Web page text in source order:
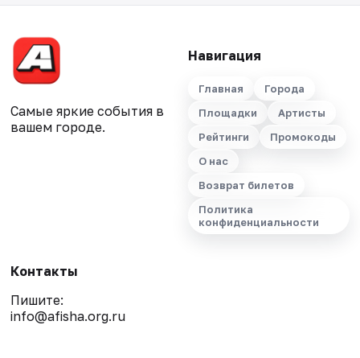
Самые яркие события в
вашем городе.
Навигация
Главная
Города
Площадки
Артисты
Рейтинги
Промокоды
О нас
Возврат билетов
Политика
конфиденциальности
Контакты
Пишите:
info@afisha.org.ru